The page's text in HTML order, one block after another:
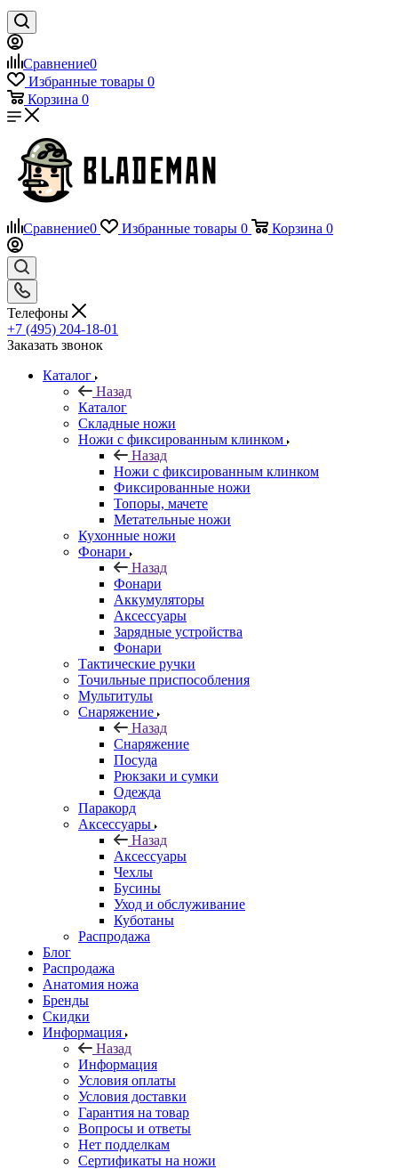
Сравнение0
Избранные товары 0
Корзина 0
Сравнение0 Избранные товары 0 Корзина 0
Телефоны
+7 (495) 204-18-01
Заказать звонок
Каталог
Назад
Каталог
Складные ножи
Ножи с фиксированным клинком
Назад
Ножи с фиксированным клинком
Фиксированные ножи
Топоры, мачете
Метательные ножи
Кухонные ножи
Фонари
Назад
Фонари
Аккумуляторы
Аксессуары
Зарядные устройства
Фонари
Тактические ручки
Точильные приспособления
Мультитулы
Снаряжение
Назад
Снаряжение
Посуда
Рюкзаки и сумки
Одежда
Паракорд
Аксессуары
Назад
Аксессуары
Чехлы
Бусины
Уход и обслуживание
Куботаны
Распродажа
Блог
Распродажа
Анатомия ножа
Бренды
Скидки
Информация
Назад
Информация
Условия оплаты
Условия доставки
Гарантия на товар
Вопросы и ответы
Нет подделкам
Сертификаты на ножи